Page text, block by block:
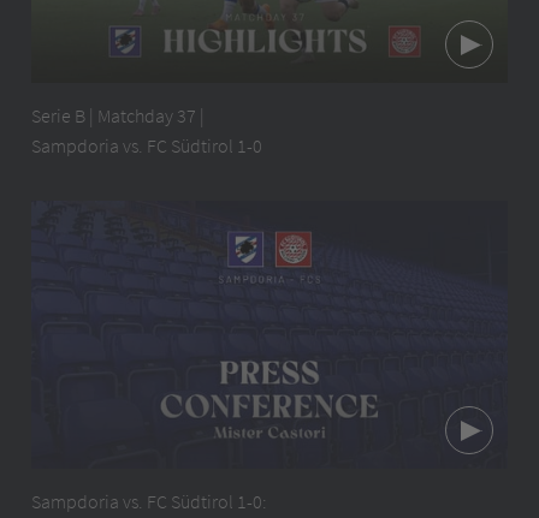
Serie B | Matchday 37 |
Sampdoria vs. FC Südtirol 1-0
Sampdoria vs. FC Südtirol 1-0: